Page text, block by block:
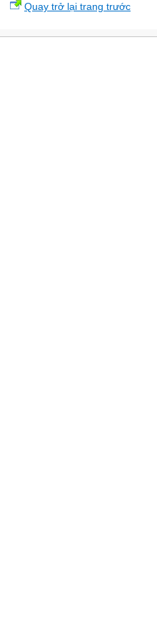
Quay trở lại trang trước